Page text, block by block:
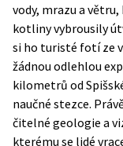
vody, mrazu a
kotlinyvybrousily
si ho turisté fotí ze
žádnou odlehlou
kilometrů od
naučné stezce.
čitelné geologie a
kterému se lidé